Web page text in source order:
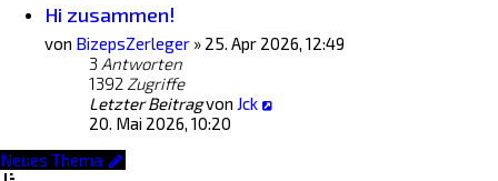
Hi zusammen!
von BizepsZerleger » 25. Apr 2026, 12:49
3 Antworten
1392 Zugriffe
Letzter Beitragvon Jck
20. Mai 2026, 10:20
Neues Thema